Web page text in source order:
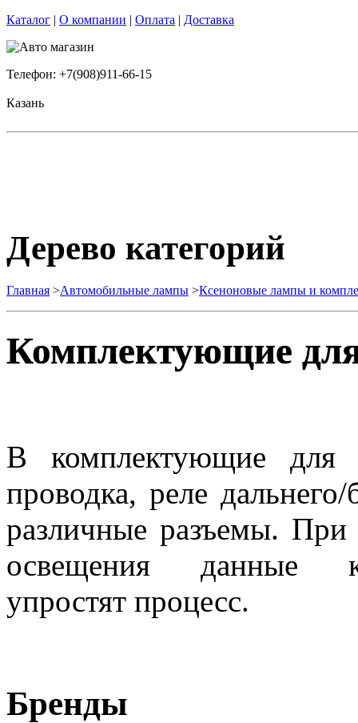
Каталог | О компании | Оплата | Доставка
Телефон: +7(908)911-66-15
Казань
Дерево категорий
Главная >Автомобильные лампы >Ксеноновые лампы и
Комплектующие
В комплектующие для
проводка, реле
различные разъемы. При
освещения данные
упростят процесс.
Бренды